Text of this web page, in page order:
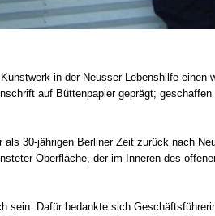
in der Neus­ser Lebens­hil­fe
auf Büt­ten­pa­pier geprägt;
30-jährigen Ber­li­ner Zeit zurück nach
Ober­flä­che, der im Inne­ren des
sein. Dafür bedank­te sich